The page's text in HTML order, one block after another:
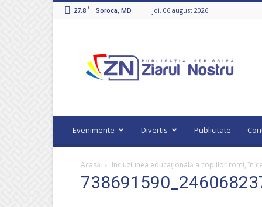
27.8 C Soroca, MD joi, 06 august 2026
Nostru
Evenimente Divertis Publicitate
Acasă Incluziunea educațională a copiilor romi, în